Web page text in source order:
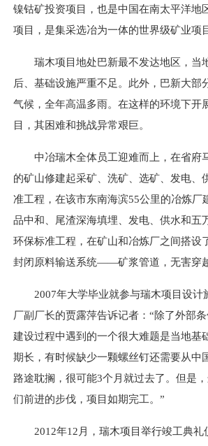
镍钴矿投资项目，也是中国在南太平洋地
项目，是集采选冶为一体的世界级矿业项
瑞木项目地处巴新最不发达地区，当
后、基础设施严重不足。此外，巴新大部
气候，全年高温多雨。在这样的环境下开
目，其困难和挑战异常艰巨。
中冶瑞木全体员工迎难而上，在省府
的矿山修建起采矿、洗矿、选矿、发电、
准工程，在该市东南海滨55公里的冶炼厂
品中和、尾渣深海填埋、发电、供水和五
环保标准工程，在矿山和冶炼厂之间搭设
封闭原料输送系统——矿浆管道，无害穿
2007年大学毕业就参与瑞木项目设计
厂副厂长的贾露萍告诉记者：“除了外部
建设过程中遇到的一个很大难题是当地基
期长，有时候缺少一颗螺丝钉还需要从中
路途耽搁，很可能3个月就过去了。但是
们前进的步伐，项目如期完工。”
2012年12月，瑞木项目举行竣工典礼